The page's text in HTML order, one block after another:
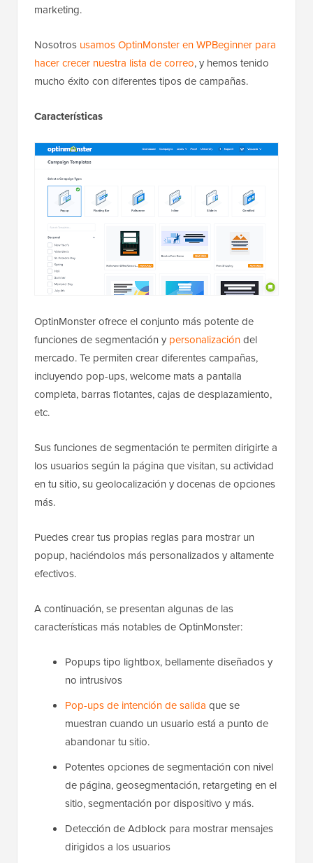
marketing.
Nosotros usamos OptinMonster en WPBeginner para
hacer crecer nuestra lista de correo, y hemos tenido
mucho éxito con diferentes tipos de campañas.
Características
OptinMonster ofrece el conjunto más potente de
funciones de segmentación y personalizacióndel
mercado. Te permiten crear diferentes campañas,
incluyendo pop-ups, welcome mats a pantalla
completa, barras flotantes, cajas de desplazamiento,
etc.
Sus funciones de segmentación te permiten dirigirte a
los usuarios según la página que visitan, su actividad
en tu sitio, su geolocalización y docenas de opciones
más.
Puedes crear tus propias reglas para mostrar un
popup, haciéndolos más personalizados y altamente
efectivos.
A continuación, se presentan algunas de las
características más notables de OptinMonster:
Popups tipo lightbox, bellamente diseñados y
no intrusivos
Pop-ups de intención de salida que se
muestran cuando un usuario está a punto de
abandonar tu sitio.
Potentes opciones de segmentación con nivel
de página, geosegmentación, retargeting en el
sitio, segmentación por dispositivo y más.
Detección de Adblock para mostrar mensajes
dirigidos a los usuarios